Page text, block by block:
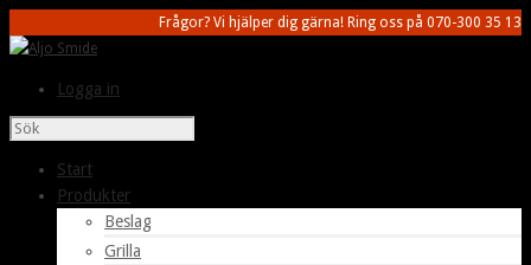
Frågor? Vi hjälper dig gärna! Ring oss på 070-300 35 13
Logga in
Start
Produkter
Beslag
Grilla